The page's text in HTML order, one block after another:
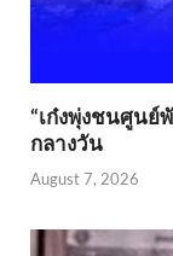
“เก๋งพุ่งชนศูนย์
กลางวัน
August 7, 2026